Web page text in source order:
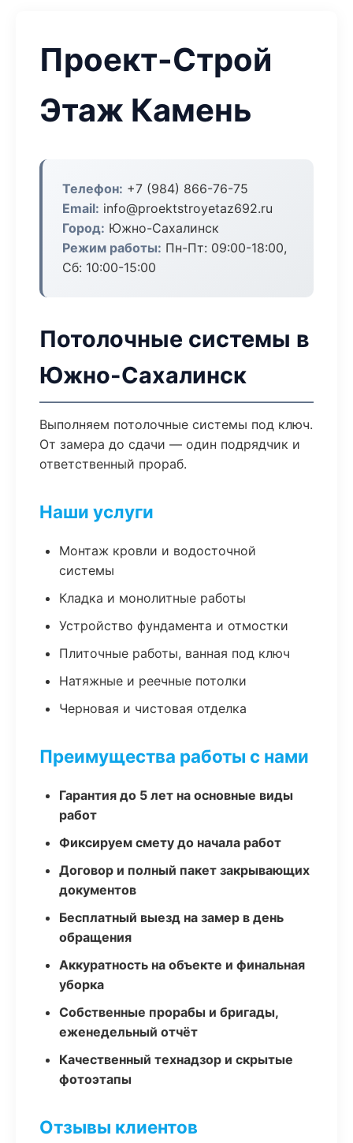
Проект-Строй
Этаж Камень
Телефон: +7 (984) 866-76-75
Email: info@proektstroyetaz692.ru
Город: Южно-Сахалинск
Режим работы: Пн-Пт: 09:00-18:00,
Сб: 10:00-15:00
Потолочные системы в
Южно-Сахалинск
Выполняем потолочные системы под ключ.
От замера до сдачи — один подрядчик и
ответственный прораб.
Наши услуги
Монтаж кровли и водосточной
системы
Кладка и монолитные работы
Устройство фундамента и отмостки
Плиточные работы, ванная под ключ
Натяжные и реечные потолки
Черновая и чистовая отделка
Преимущества работы с нами
Гарантия до 5 лет на основные виды
работ
Фиксируем смету до начала работ
Договор и полный пакет закрывающих
документов
Бесплатный выезд на замер в день
обращения
Аккуратность на объекте и финальная
уборка
Собственные прорабы и бригады,
еженедельный отчёт
Качественный технадзор и скрытые
фотоэтапы
Отзывы клиентов